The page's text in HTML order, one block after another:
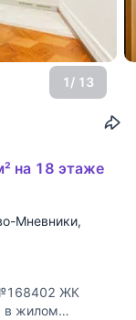
1/ 13
на 18 этаже
Мневники,
ЖК
в жилом